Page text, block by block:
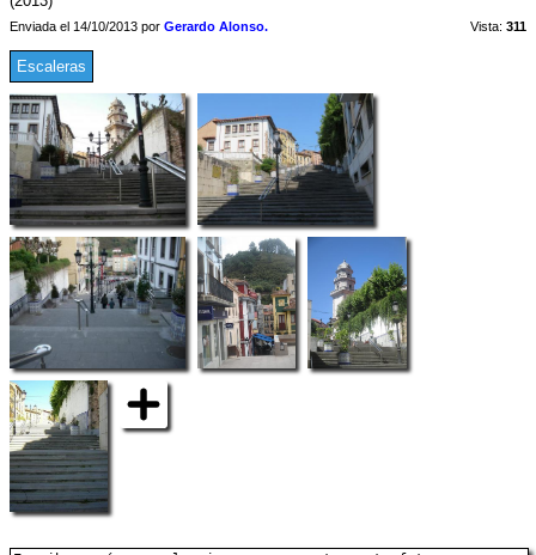
Enviada el 14/10/2013 por Gerardo Alonso. Vista: 311
Escaleras